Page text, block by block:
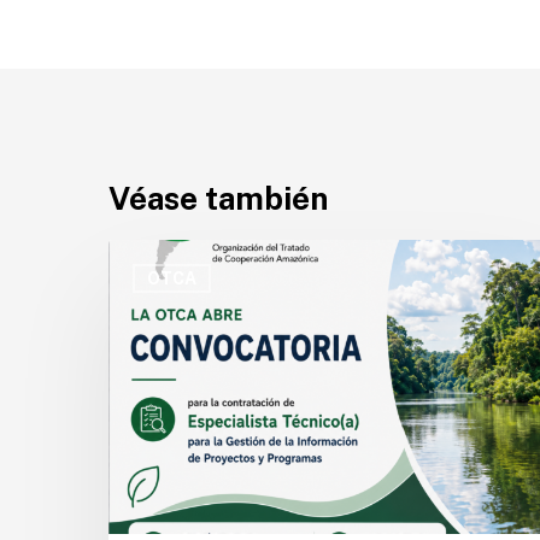
Véase también
OTCA
OTCA
convocatoria
para
Especialista
Técnico(a)
Gestión
Información